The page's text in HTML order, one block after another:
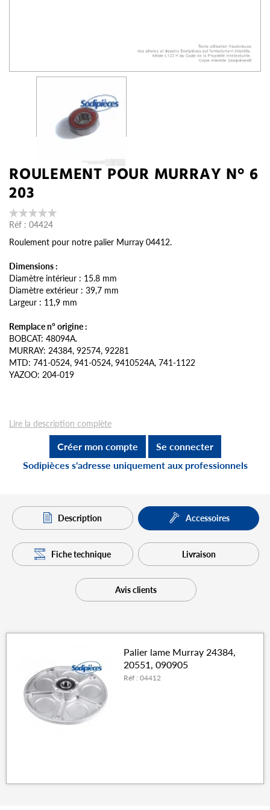
ROULEMENT POUR MURRAY N° 6
203
Réf : 04424
Roulement pour notre palier Murray 04412.
Dimensions :
Diamètre intérieur : 15.8 mm
Diamètre extérieur : 39,7 mm
Largeur : 11,9 mm
Remplace n° origine :
BOBCAT: 48094A.
MURRAY: 24384, 92574, 92281
MTD: 741-0524, 941-0524, 9410524A, 741-1122
YAZOO: 204-019
Lire la description complète
Créer mon compte
Se connecter
Sodipièces s'adresse uniquement aux professionnels
Description Accessoires
Fiche technique Livraison
Avis clients
Palier lame Murray 24384,
20551, 090905
Réf : 04412